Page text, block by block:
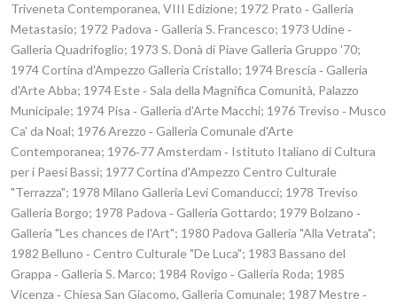
Triveneta Contemporanea, VIII Edizione; 1972 Prato ‑ Galleria
Metastasio; 1972 Padova ‑ Galleria S. Francesco; 1973 Udine ‑
Galleria Quadrifoglio; 1973 S. Donà di Piave Galleria Gruppo '70;
1974 Cortina d'Ampezzo Galleria Cristallo; 1974 Brescia ‑ Galleria
d'Arte Abba; 1974 Este ‑ Sala della Magnifica Comunità, Palazzo
Municipale; 1974 Pisa ‑ Galleria d'Arte Macchi; 1976 Treviso ‑ Musco
Ca' da Noal; 1976 Arezzo ‑ Galleria Comunale d'Arte
Contemporanea; 1976‑77 Amsterdam ‑ Istituto Italiano di Cultura
per i Paesi Bassi; 1977 Cortina d'Ampezzo Centro Culturale
"Terrazza"; 1978 Milano Galleria Levi Comanducci; 1978 Treviso
Galleria Borgo; 1978 Padova ‑ Galleria Gottardo; 1979 Bolzano ‑
Galleria "Les chances de l'Art"; 1980 Padova Galleria "Alla Vetrata";
1982 Belluno ‑ Centro Culturale "De Luca"; 1983 Bassano del
Grappa ‑ Galleria S. Marco; 1984 Rovigo ‑ Galleria Roda; 1985
Vicenza ‑ Chiesa San Giacomo, Galleria Comunale; 1987 Mestre ‑